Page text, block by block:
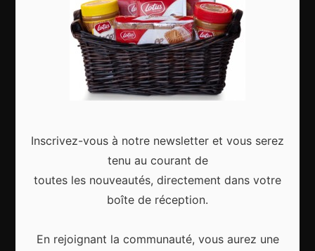
Articles récents
Gagnez le city trip de vos rêves pour Noël 2024
Sport d’hiver, cinq destinations incontournables
Inscrivez-vous à notre newsletter et vous serez
tenu au courant de
toutes les nouveautés, directement dans votre
boîte de réception.
En rejoignant la communauté, vous aurez une